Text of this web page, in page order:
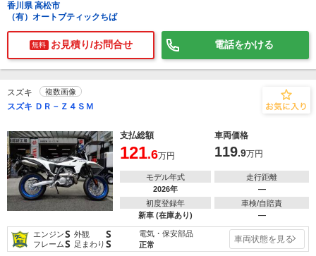
香川県 高松市
（有）オートブティックちば
無料 お見積り/お問合せ 電話をかける
スズキ 複数画像
スズキ ＤＲ－Ｚ４ＳＭ
支払総額 車両価格
121.6万円 119.9万円
モデル年式
2026年
走行距離
―
初度登録年
新車 (在庫あり)
車検/自賠責
―
エンジンS 外観 S
フレームS 足まわり S
電気・保安部品
正常
車両状態を見る